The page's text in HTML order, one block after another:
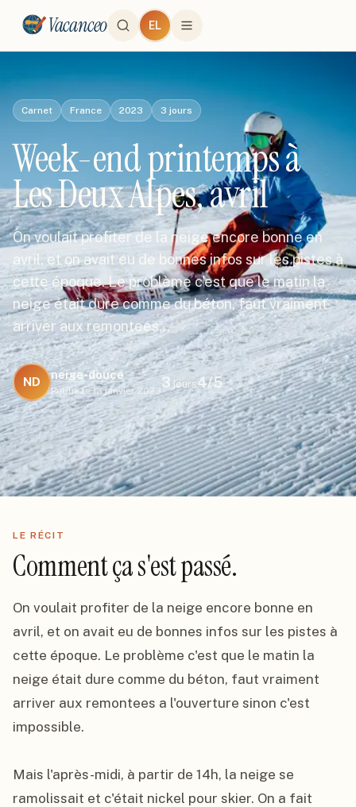
Vacanceo EL
Carnet France 2023 3 jours
Week-end printemps à
Les Deux Alpes, avril
On voulait profiter de la neige encore bonne en
avril, et on avait eu de bonnes infos sur les pistes à
cette époque. Le problème c'est que le matin la
neige était dure comme du béton, faut vraiment
arriver aux remontees…
ND
neige-douce
Publié le 13 janvier 2023
3 jours4/5
LE RÉCIT
Comment ça s'est passé.
On voulait profiter de la neige encore bonne en
avril, et on avait eu de bonnes infos sur les pistes à
cette époque. Le problème c'est que le matin la
neige était dure comme du béton, faut vraiment
arriver aux remontees a l'ouverture sinon c'est
impossible.
Mais l'après-midi, à partir de 14h, la neige se
ramolissait et c'était nickel pour skier. On a fait